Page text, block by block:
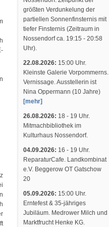
größten Verdunkelung der
partiellen Sonnenfinsternis mit
tiefer Finsternis (Zeitraum in
Nossendorf ca. 19:15 - 20:58
Uhr).
22.08.2026: 15:00 Uhr.
Kleinste Galerie Vorpommerns.
Vernissage. Ausstellerin ist
Nina Oppermann (10 Jahre)
[mehr]
26.08.2026: 18 - 19 Uhr.
Mitmachbibliothek im
Kulturhaus Nossendorf.
04.09.2026: 16 - 19 Uhr.
ReparaturCafe. Landkombinat
e.V. Beggerow OT Gatschow
20
05.09.2026: 15:00 Uhr.
Erntefest & 35-jähriges
Jubiläum. Medrower Milch und
Marktfrucht Henke KG.